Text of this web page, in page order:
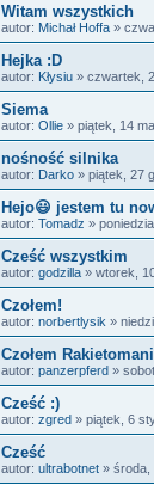
Witam wszystkich
autor: Michał Hoffa »
Hejka :D
autor: Kłysiu » czwartek,
Siema
autor: Ollie » piątek, 14
nośność silnika
autor: Darko » piątek, 27
Hejo😃 jestem tu
autor: Tomadz »
Cześć wszystkim
autor: godzilla » wtorek,
Czołem!
autor: norbertlysik »
Czołem
autor: panzerpferd »
Cześć :)
autor: zgred » piątek, 6
Cześć
autor: ultrabotnet » środa,